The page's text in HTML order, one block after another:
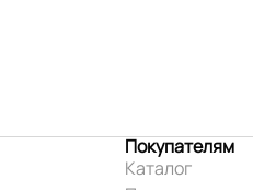
Покупателям
Каталог